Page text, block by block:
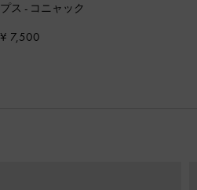
プス - コニャック
¥ 7,500